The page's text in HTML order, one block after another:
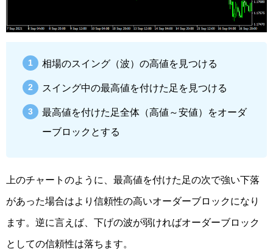
相場のスイング（波）の高値を見つける
スイング中の最高値を付けた足を見つける
最高値を付けた足全体（高値～安値）をオーダ
ーブロックとする
上のチャートのように、最高値を付けた足の次で強い下落
があった場合はより信頼性の高いオーダーブロックになり
ます。逆に言えば、下げの波が弱ければオーダーブロック
としての信頼性は落ちます。